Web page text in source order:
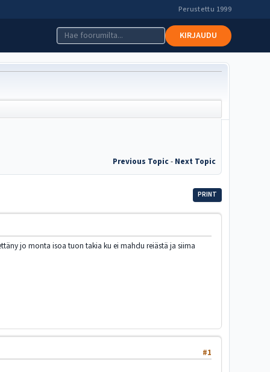
Perustettu 1999
KIRJAUDU
Previous Topic- Next Topic
PRINT
jo monta isoa tuon takia ku ei mahdu reiästä ja siima
#1